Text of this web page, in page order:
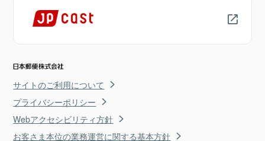
サイトのご利用について
プライバシーポリシー
Webアクセシビリティ方針
お客さま本位の業務運営に関する基本方針